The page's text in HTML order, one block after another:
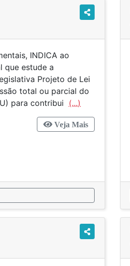
INDICA ao
que estude a
Projeto de Lei
total ou parcial do
para contribui (...)
Veja Mais